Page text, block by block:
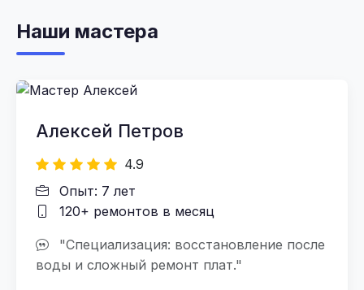
Наши мастера
Алексей Петров
4.9
Опыт: 7 лет
120+ ремонтов в месяц
"Специализация: восстановление после
воды и сложный ремонт плат."